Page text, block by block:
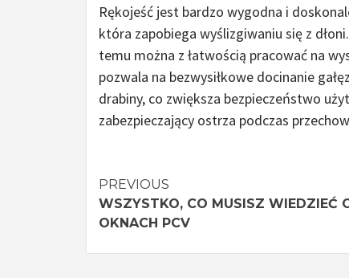
Rękojeść jest bardzo wygodna i
która zapobiega wyślizgiwaniu się z
temu można z łatwością pracować na
pozwala na bezwysiłkowe docinanie
drabiny, co zwiększa bezpieczeństwo
zabezpieczający ostrza podczas
Continue
Reading
PREVIOUS
WSZYSTKO, CO MUSISZ WIEDZIEĆ
OKNACH PCV